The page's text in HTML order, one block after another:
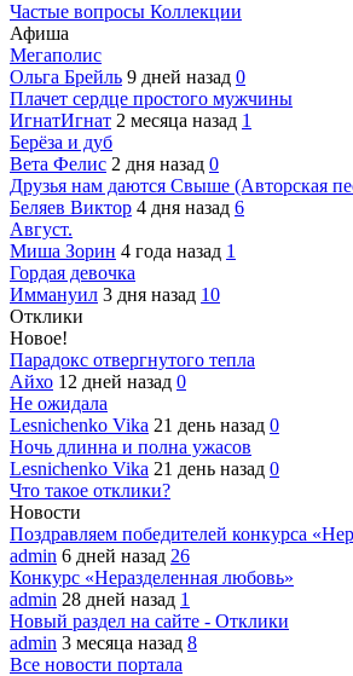
Частые вопросы Коллекции
Афиша
Мегаполис
Ольга Брейль 9 дней назад 0
Плачет сердце простого мужчины
ИгнатИгнат 2 месяца назад 1
Берёза и дуб
Вета Фелис 2 дня назад 0
Друзья нам даются Свыше (Авторская
Беляев Виктор 4 дня назад 6
Август.
Миша Зорин 4 года назад 1
Гордая девочка
Иммануил 3 дня назад 10
Отклики
Новое!
Парадокс отвергнутого тепла
Айхо 12 дней назад 0
Не ожидала
Lesnichenko Vika 21 день назад 0
Ночь длинна и полна ужасов
Lesnichenko Vika 21 день назад 0
Что такое отклики?
Новости
Поздравляем победителей конкурса
admin 6 дней назад 26
Конкурс «Неразделенная любовь»
admin 28 дней назад 1
Новый раздел на сайте - Отклики
admin 3 месяца назад 8
Все новости портала